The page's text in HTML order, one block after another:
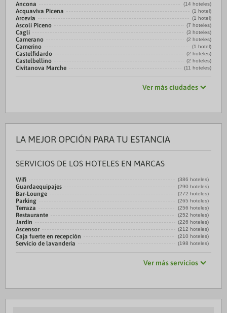
Ancona (14 hoteles)
Acquaviva Picena (1 hotel)
Arcevia (1 hotel)
Ascoli Piceno (7 hoteles)
Cagli (3 hoteles)
Camerano (2 hoteles)
Camerino (1 hotel)
Castelfidardo (2 hoteles)
Castelbellino (2 hoteles)
Civitanova Marche (11 hoteles)
Ver más ciudades
LA MEJOR OPCIÓN PARA TU ESTANCIA
SERVICIOS DE LOS HOTELES EN MARCAS
Wifi (386 hoteles)
Guardaequipajes (290 hoteles)
Bar-Lounge (272 hoteles)
Parking (265 hoteles)
Terraza (256 hoteles)
Restaurante (252 hoteles)
Jardin (226 hoteles)
Ascensor (212 hoteles)
Caja fuerte en recepción (210 hoteles)
Servicio de lavandería (198 hoteles)
Ver más servicios